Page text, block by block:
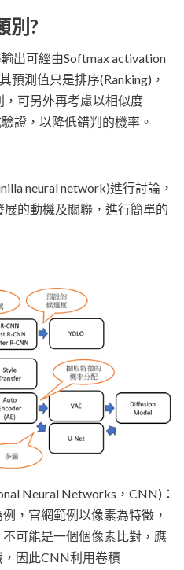
別?
出可經由Softmax activation
預測值只是排序(Ranking)，
可另外再考慮以相似度
證，以降低錯判的機率。
neural network)進行討論，
的動機及關聯，進行簡單的
Neural Networks，CNN)：
，官網範例以像素為特徵，
可能是一個個像素比對，應
因此CNN利用卷積